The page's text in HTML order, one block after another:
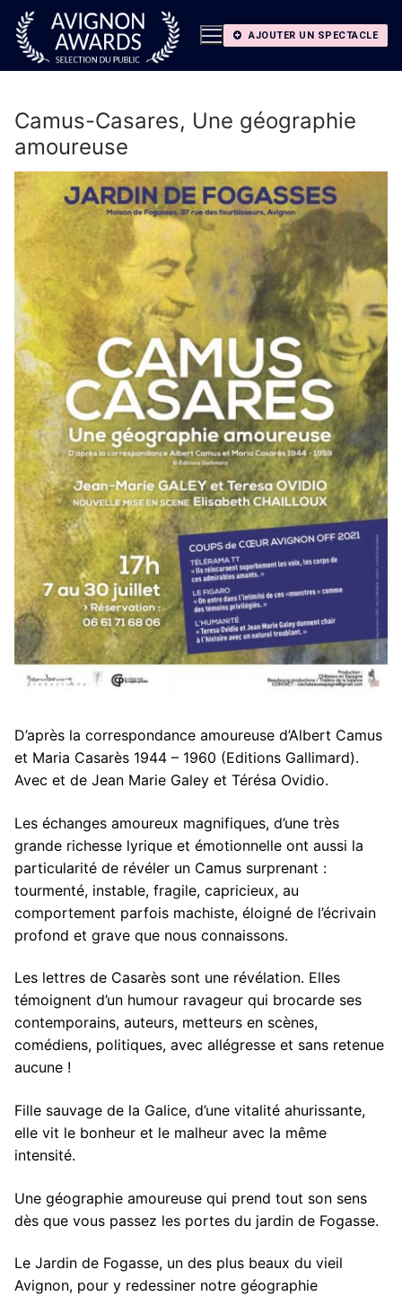
Aller
contenu
AJOUTER UN SPECTACLE
Camus-Casares, Une géographie
amoureuse
D’après la correspondance amoureuse d’Albert Camus
et Maria Casarès 1944 – 1960 (Editions Gallimard).
Avec et de Jean Marie Galey et Térésa Ovidio.
Les échanges amoureux magnifiques, d’une très
grande richesse lyrique et émotionnelle ont aussi la
particularité de révéler un Camus surprenant :
tourmenté, instable, fragile, capricieux, au
comportement parfois machiste, éloigné de l’écrivain
profond et grave que nous connaissons.
Les lettres de Casarès sont une révélation. Elles
témoignent d’un humour ravageur qui brocarde ses
contemporains, auteurs, metteurs en scènes,
comédiens, politiques, avec allégresse et sans retenue
aucune !
Fille sauvage de la Galice, d’une vitalité ahurissante,
elle vit le bonheur et le malheur avec la même
intensité.
Une géographie amoureuse qui prend tout son sens
dès que vous passez les portes du jardin de Fogasse.
Le Jardin de Fogasse, un des plus beaux du vieil
Avignon, pour y redessiner notre géographie